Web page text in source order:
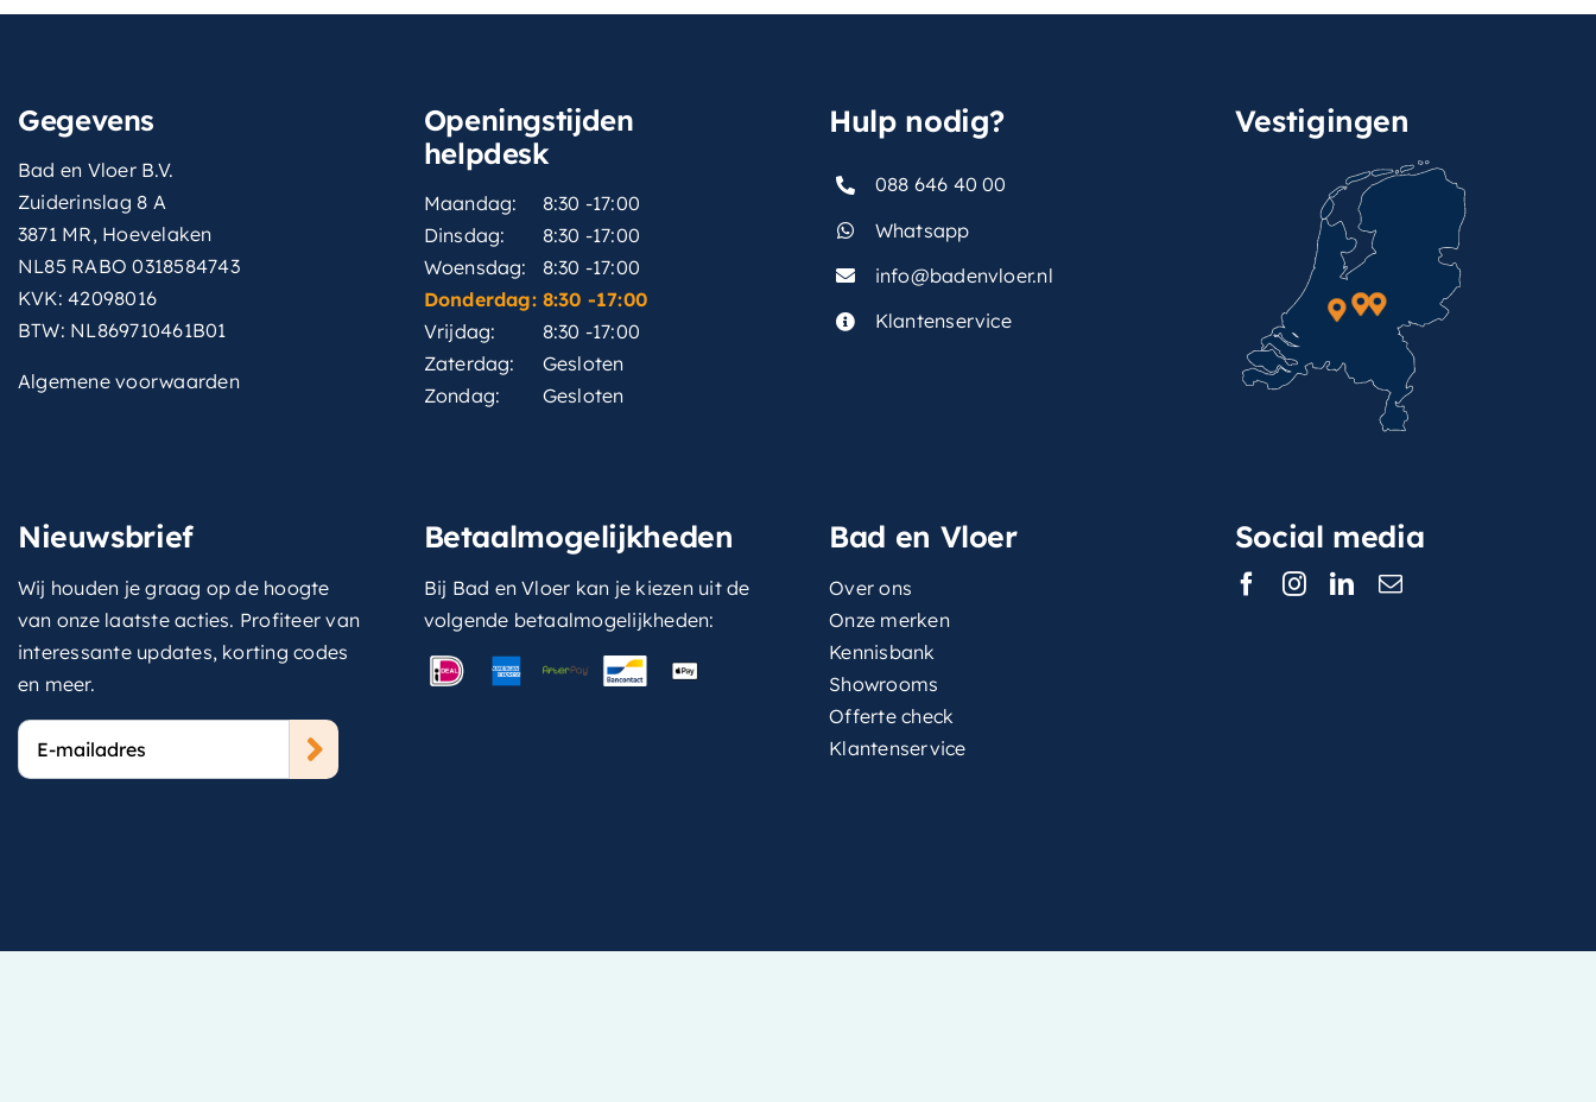
Gegevens
Bad en Vloer B.V.
Zuiderinslag 8 A
3871 MR, Hoevelaken
NL85 RABO 0318584743
KVK: 42098016
BTW: NL869710461B01
Algemene voorwaarden
Openingstijden
helpdesk
Maandag:
8:30 -17:00
Dinsdag:
8:30 -17:00
Woensdag:
8:30 -17:00
Donderdag: 8:30 -17:00
Vrijdag:
8:30 -17:00
Zaterdag:
Gesloten
Zondag:
Gesloten
Hulp nodig?
088 646 40 00
Whatsapp
info@badenvloer.nl
Klantenservice
Vestigingen
Nieuwsbrief
Wij houden je graag op de hoogte
van onze laatste acties. Profiteer van
interessante updates, korting codes
en meer.
E-
mailadres
Betaalmogelijkheden
Bij Bad en Vloer kan je kiezen uit de
volgende betaalmogelijkheden:
Bad en Vloer
Over ons
Onze merken
Kennisbank
Showrooms
Offerte check
Klantenservice
Social media